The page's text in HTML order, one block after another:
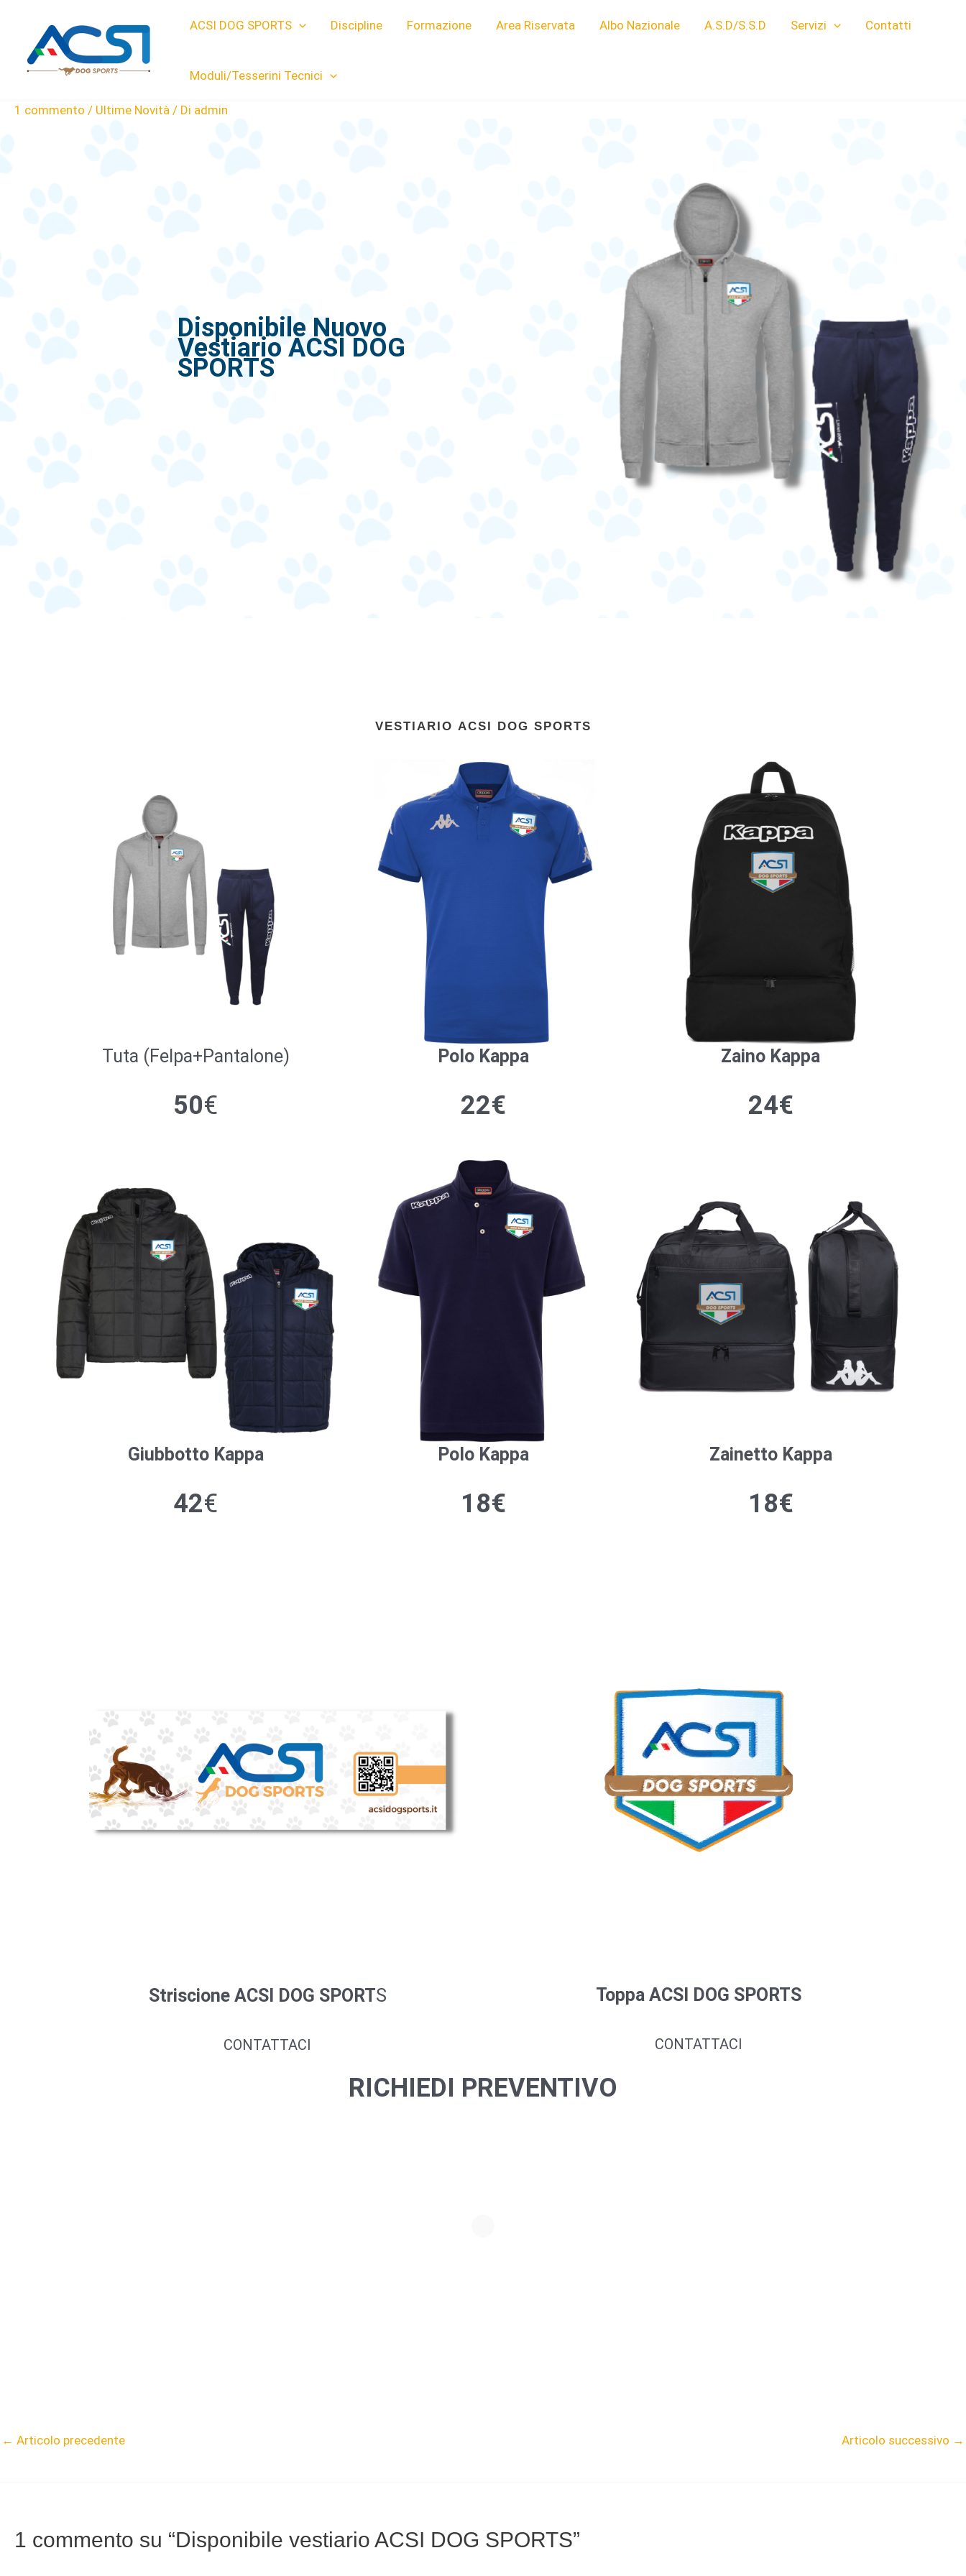
contenuto
ACSI DOG SPORTS Discipline Formazione Area Riservata Albo Nazionale A.S.D/S.S.D Servizi Contatti
Moduli/Tesserini Tecnici
1 commento / Ultime Novità / Di admin
Disponibile Nuovo
Vestiario ACSI DOG
SPORTS
VESTIARIO ACSI DOG SPORTS
Tuta (Felpa+Pantalone)
50€
Polo Kappa
22€
Zaino Kappa
24€
Giubbotto Kappa
42€
Polo Kappa
18€
Zainetto Kappa
18€
Striscione ACSI DOG SPORTS
CONTATTACI
Toppa ACSI DOG SPORTS
CONTATTACI
RICHIEDI PREVENTIVO
← Articolo precedente Articolo successivo →
1 commento su “Disponibile vestiario ACSI DOG SPORTS”